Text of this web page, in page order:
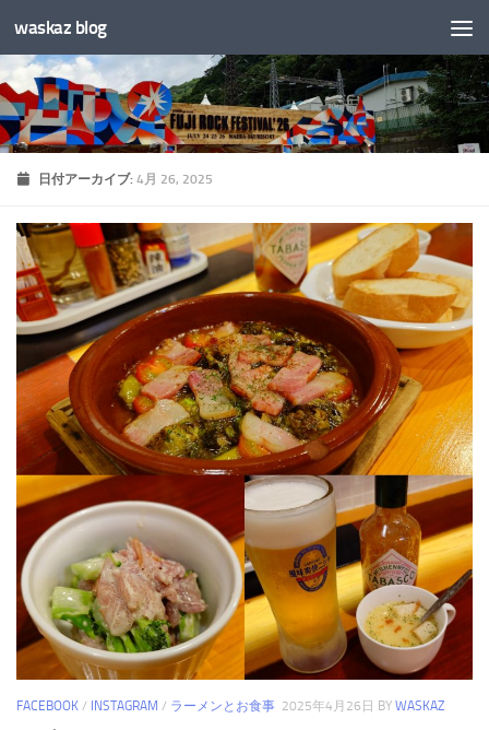
コンテンツへスキップ
waskaz blog
日付アーカイブ:4月 26, 2025
FACEBOOK / INSTAGRAM / ラーメンとお食事 2025年4月26日 BY WASKAZ